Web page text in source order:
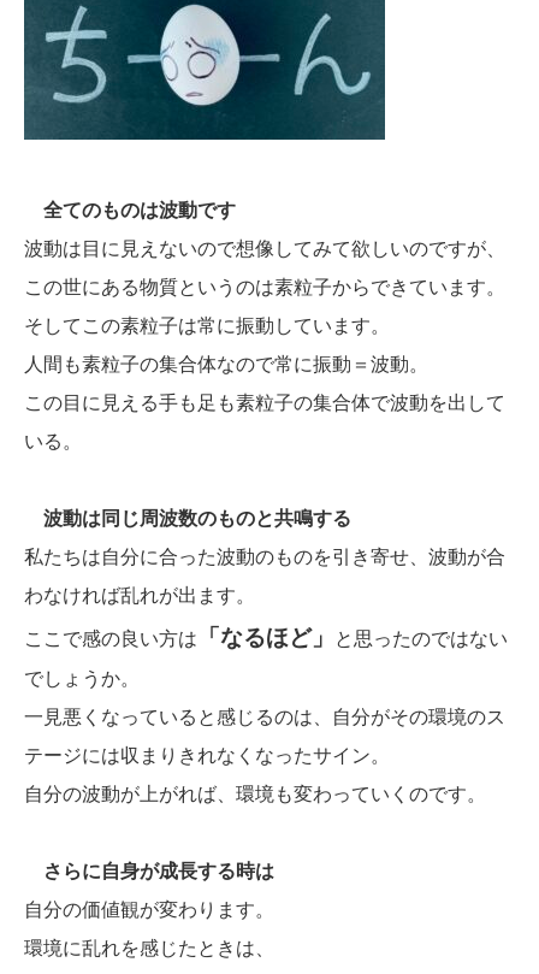
全てのものは波動です
波動は目に見えないので想像してみて欲しいのですが、
この世にある物質というのは素粒子からできています。
そしてこの素粒子は常に振動しています。
人間も素粒子の集合体なので常に振動＝波動。
この目に見える手も足も素粒子の集合体で波動を出して
いる。
波動は同じ周波数のものと共鳴する
私たちは自分に合った波動のものを引き寄せ、波動が合
わなければ乱れが出ます。
ここで感の良い方は 「なるほど」
と思ったのではない
でしょうか。
一見悪くなっていると感じるのは、自分がその環境のス
テージには収まりきれなくなったサイン。
自分の波動が上がれば、環境も変わっていくのです。
さらに自身が成長する時は
自分の価値観が変わります。
環境に乱れを感じたときは、